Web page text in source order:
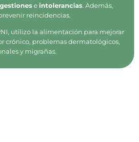
eintolerancias. Además,
reincidencias.
utilizo la alimentación para mejorar
crónico, problemas dermatológicos,
y migrañas.